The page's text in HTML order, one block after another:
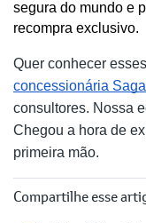
segura do mundo e
recompra exclusivo.
Quer conhecer
concessionária
consultores. Nossa
Chegou a hora de
primeira mão.
Compartilhe esse